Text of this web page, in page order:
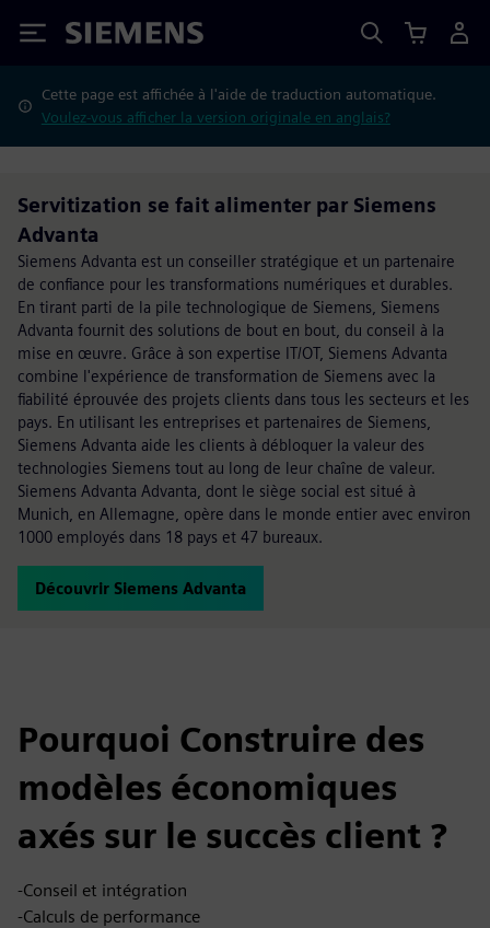
Siemens
Cette page est affichée à l'aide de traduction automatique.
Voulez-vous afficher la version originale en anglais?
Servitization se fait alimenter par Siemens
Advanta
Siemens Advanta est un conseiller stratégique et un partenaire
de confiance pour les transformations numériques et durables.
En tirant parti de la pile technologique de Siemens, Siemens
Advanta fournit des solutions de bout en bout, du conseil à la
mise en œuvre. Grâce à son expertise IT/OT, Siemens Advanta
combine l'expérience de transformation de Siemens avec la
fiabilité éprouvée des projets clients dans tous les secteurs et les
pays. En utilisant les entreprises et partenaires de Siemens,
Siemens Advanta aide les clients à débloquer la valeur des
technologies Siemens tout au long de leur chaîne de valeur.
Siemens Advanta Advanta, dont le siège social est situé à
Munich, en Allemagne, opère dans le monde entier avec environ
1000 employés dans 18 pays et 47 bureaux.
Découvrir Siemens Advanta
Pourquoi Construire des
modèles économiques
axés sur le succès client ?
-Conseil et intégration
-Calculs de performance